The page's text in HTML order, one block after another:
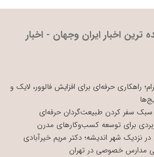
ترین اخبار ایران وجهان - اخبار
راهکاری حرفه‌ای برای افزایش فالوور، لایک و
سبک سفر کردن طبیعت‌گردان حرفه‌ای
برای توسعه کسب‌وکارهای مدرن
در نزدیک شهر اندیشه؛ دکتر مریم خیرآبادی
مدارس خصوصی در تهران